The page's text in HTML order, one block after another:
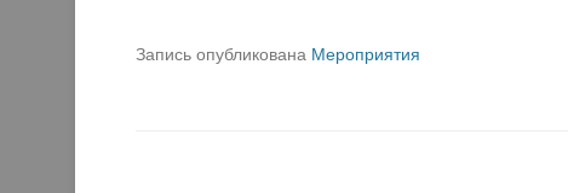
Запись опубликована Мероприятия